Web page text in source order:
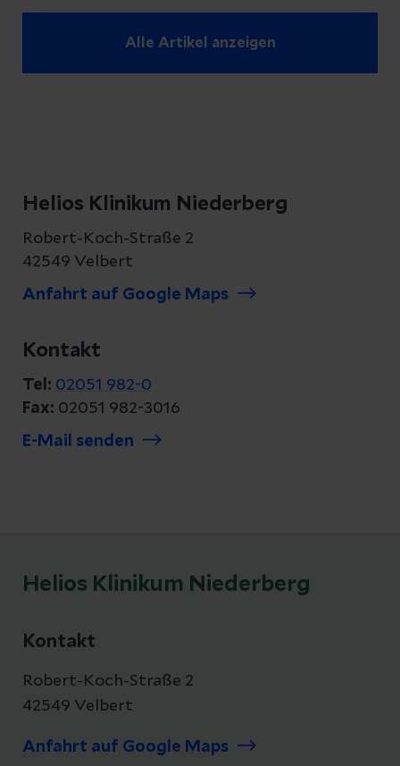
Alle Artikel anzeigen
Helios Klinikum Niederberg
Robert-Koch-Straße 2
42549 Velbert
Anfahrt auf Google Maps
Kontakt
Tel: 02051 982-0
Fax: 02051 982-3016
E-Mail senden
Helios Klinikum Niederberg
Kontakt
Robert-Koch-Straße 2
42549 Velbert
Anfahrt auf Google Maps